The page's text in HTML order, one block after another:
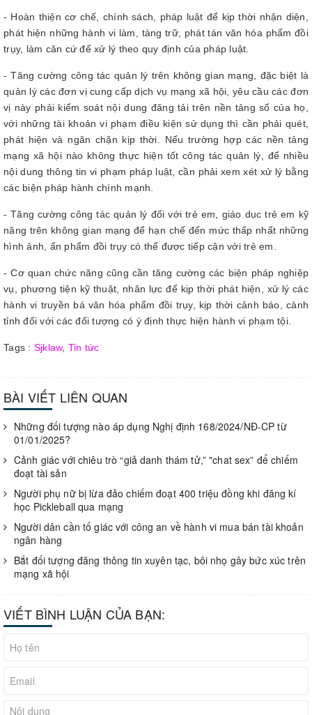
- Hoàn thiện cơ chế, chính sách, pháp luật để kịp thời nhận diện,
phát hiện những hành vi làm, tàng trữ, phát tán văn hóa phẩm đồi
trụy, làm căn cứ để xử lý theo quy định của pháp luật.
- Tăng cường công tác quản lý trên không gian mạng, đặc biệt là
quản lý các đơn vị cung cấp dịch vụ mạng xã hội, yêu cầu các đơn
vị này phải kiểm soát nội dung đăng tải trên nền tảng số của họ,
với những tài khoản vi phạm điều kiện sử dụng thì cần phải quét,
phát hiện và ngăn chặn kịp thời. Nếu trường hợp các nền tảng
mạng xã hội nào không thực hiện tốt công tác quản lý, để nhiều
nội dung thông tin vi phạm pháp luật, cần phải xem xét xử lý bằng
các biện pháp hành chính mạnh.
- Tăng cường công tác quản lý đối với trẻ em, giáo dục trẻ em kỹ
năng trên không gian mạng để hạn chế đến mức thấp nhất những
hình ảnh, ấn phẩm đồi trụy có thể được tiếp cận với trẻ em.
- Cơ quan chức năng cũng cần tăng cường các biện pháp nghiệp
vụ, phương tiện kỹ thuật, nhân lực để kịp thời phát hiện, xử lý các
hành vi truyền bá văn hóa phẩm đồi trụy, kịp thời cảnh báo, cảnh
tỉnh đối với các đối tượng có ý định thực hiện hành vi phạm tội.
Tags : Sjklaw, Tin tức
BÀI VIẾT LIÊN QUAN
Những đối tượng nào áp dụng Nghị định 168/2024/NĐ-CP từ
01/01/2025?
Cảnh giác với chiêu trò “giả danh thám tử,” "chat sex” để chiếm
đoạt tài sản
Người phụ nữ bị lừa đảo chiếm đoạt 400 triệu đồng khi đăng kí
học Pickleball qua mạng
Người dân cần tố giác với công an về hành vi mua bán tài khoản
ngân hàng
Bắt đối tượng đăng thông tin xuyên tạc, bôi nhọ gây bức xúc trên
mạng xã hội
VIẾT BÌNH LUẬN CỦA BẠN: